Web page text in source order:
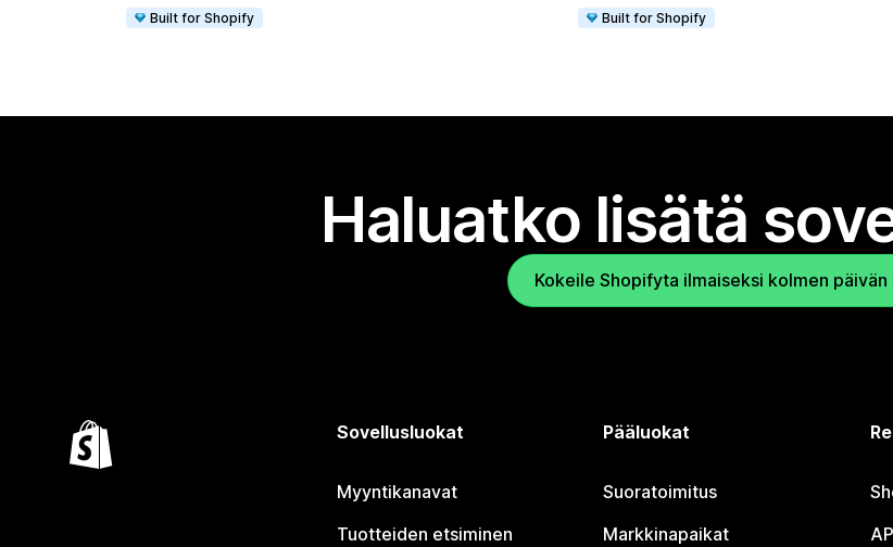
Built for Shopify
Built for Shopify
Haluatko lisätä
Kokeile Shopifyta ilmaiseksi kolmen päivän
Sovellusluokat
Myyntikanavat
Tuotteiden etsiminen
Pääluokat
Suoratoimitus
Markkinapaikat